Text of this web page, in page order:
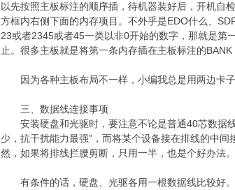
以先按照主板标注的顺序插，待机器装好后，开机自
方框内右侧下面的内存项目。不外乎是EDO什么、
23或者2345或者45一类以非0开始的数字，那就是第
止。很多主板就是将第一条内存插在主板标注的
因为各种主板布局不一样，小编我总是用两边卡子
三、数据线连接事项
安装硬盘和光驱时，要注意不论是普通40芯数据线
少，抗干扰能力最强”，而将某个设备接在排线的中
然，如果将排线拦腰剪断，只用一半，也是个好办法
有条件的话，硬盘、光驱各用一根数据线比较好。